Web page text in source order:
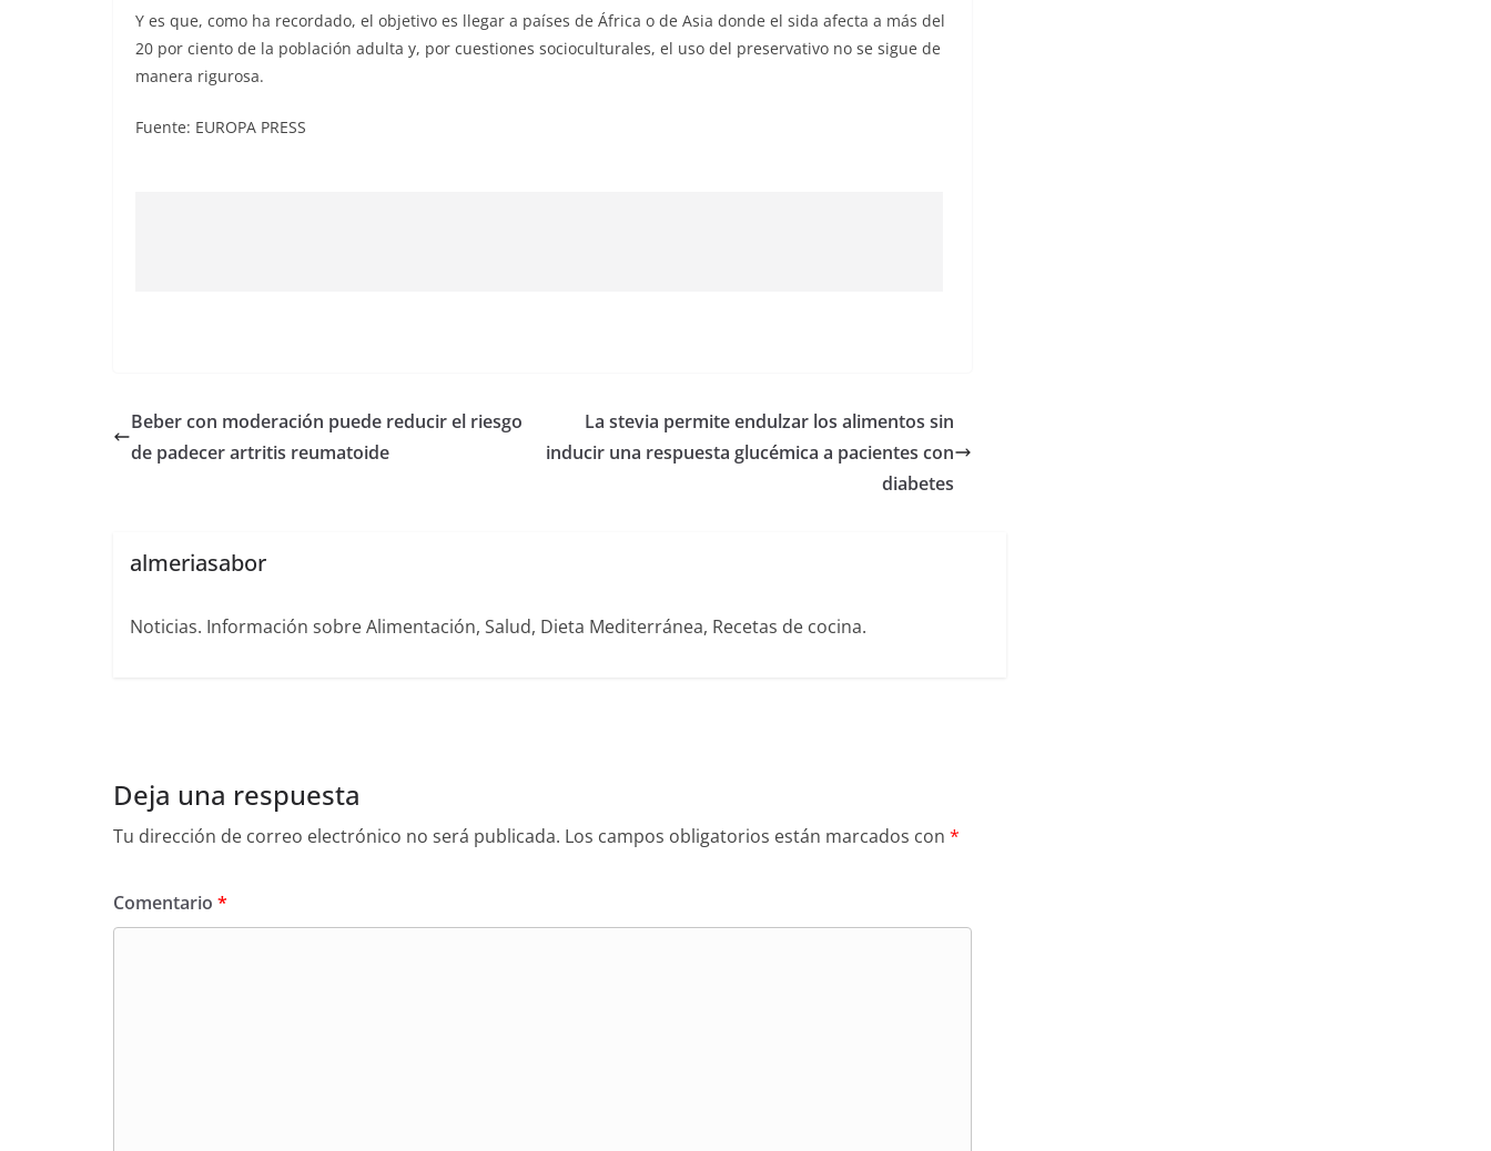
Y es que, como ha recordado, el objetivo es llegar a países de África o de Asia donde el sida afecta a más del
20 por ciento de la población adulta y, por cuestiones socioculturales, el uso del preservativo no se sigue de
manera rigurosa.
Fuente: EUROPA PRESS
Beber con moderación puede reducir el riesgo
de padecer artritis reumatoide
La stevia permite endulzar los alimentos sin
inducir una respuesta glucémica a pacientes con
diabetes
almeriasabor
Noticias. Información sobre Alimentación, Salud, Dieta Mediterránea, Recetas de cocina.
Deja una respuesta
Tu dirección de correo electrónico no será publicada. Los campos obligatorios están marcados con *
Comentario *